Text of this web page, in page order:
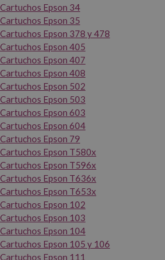
Cartuchos Epson 34
Cartuchos Epson 35
Cartuchos Epson 378 y 478
Cartuchos Epson 405
Cartuchos Epson 407
Cartuchos Epson 408
Cartuchos Epson 502
Cartuchos Epson 503
Cartuchos Epson 603
Cartuchos Epson 604
Cartuchos Epson 79
Cartuchos Epson T580x
Cartuchos Epson T596x
Cartuchos Epson T636x
Cartuchos Epson T653x
Cartuchos Epson 102
Cartuchos Epson 103
Cartuchos Epson 104
Cartuchos Epson 105 y 106
Cartuchos Epson 111